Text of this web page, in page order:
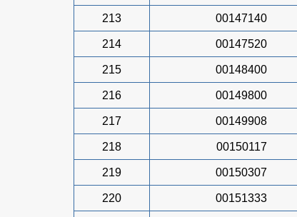
213 00147140
214 00147520
215 00148400
216 00149800
217 00149908
218 00150117
219 00150307
220 00151333